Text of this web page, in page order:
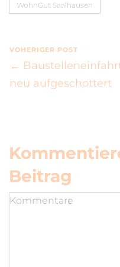
WohnGut Saalhausen
VOHERIGER POST
←
neu aufgeschottert
Beitrag